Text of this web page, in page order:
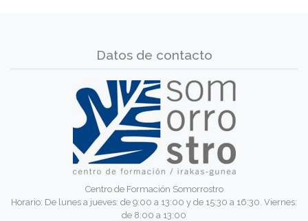
Datos de contacto
Centro de Formación Somorrostro
Horario: De lunes a jueves: de 9:00 a 13:00 y de 15:30 a 16:30. Viernes:
de 8:00 a 13:00